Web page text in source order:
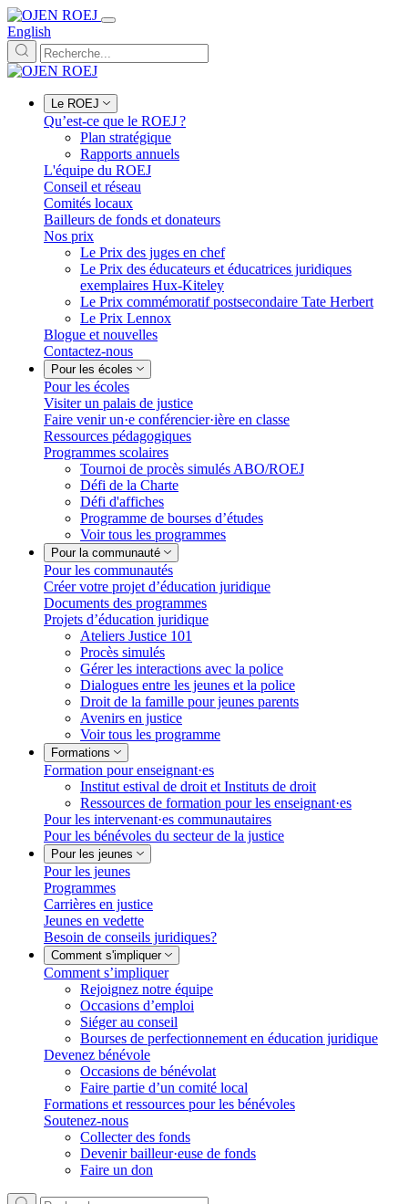
English
Le ROEJ
Qu’est-ce que le ROEJ ?
Plan stratégique
Rapports annuels
L'équipe du ROEJ
Conseil et réseau
Comités locaux
Bailleurs de fonds et donateurs
Nos prix
Le Prix des juges en chef
Le Prix des éducateurs et éducatrices juridiques
exemplaires Hux-Kiteley
Le Prix commémoratif postsecondaire Tate Herbert
Le Prix Lennox
Blogue et nouvelles
Contactez-nous
Pour les écoles
Pour les écoles
Visiter un palais de justice
Faire venir un·e conférencier·ière en classe
Ressources pédagogiques
Programmes scolaires
Tournoi de procès simulés ABO/ROEJ
Défi de la Charte
Défi d'affiches
Programme de bourses d’études
Voir tous les programmes
Pour la communauté
Pour les communautés
Créer votre projet d’éducation juridique
Documents des programmes
Projets d’éducation juridique
Ateliers Justice 101
Procès simulés
Gérer les interactions avec la police
Dialogues entre les jeunes et la police
Droit de la famille pour jeunes parents
Avenirs en justice
Voir tous les programme
Formations
Formation pour enseignant·es
Institut estival de droit et Instituts de droit
Ressources de formation pour les enseignant·es
Pour les intervenant·es communautaires
Pour les bénévoles du secteur de la justice
Pour les jeunes
Pour les jeunes
Programmes
Carrières en justice
Jeunes en vedette
Besoin de conseils juridiques?
Comment s'impliquer
Comment s’impliquer
Rejoignez notre équipe
Occasions d’emploi
Siéger au conseil
Bourses de perfectionnement en éducation juridique
Devenez bénévole
Occasions de bénévolat
Faire partie d’un comité local
Formations et ressources pour les bénévoles
Soutenez-nous
Collecter des fonds
Devenir bailleur·euse de fonds
Faire un don